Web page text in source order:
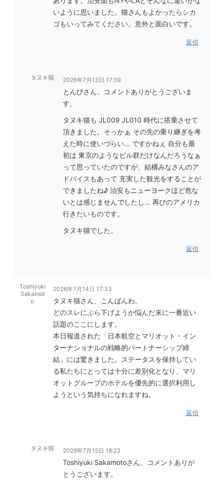
いように思いました。猫さんもよかったらシカ
ゴもいってみてください。意外と面白いです。
返信
タヌキ猫 2026年7月13日 17:59
とんびさん、コメントありがとうございま
す。
タヌキ猫も JL009 JL010 時代に搭乗させて
頂きました。そっかぁ その先の乗り継ぎを考
えた時に使いづらい… ですかねぇ 自分も最
初は 東京のようなビル群だけなんだろうなぁ
って思っていたのですが、結構みなさんのア
ドバイスもあって 充実した観光をすることが
できましたね♪ 治安もニューヨークほど危な
いとは感じませんでしたし… 再びのアメリカ
行きたいものです。
タヌキ猫でした。
返信
Toshiyuki
Sakamot
o
2026年7月14日 17:33
タヌキ猫さん、こんばんわ。
どのスレにぶら下げようか悩んだ末に一番近い
話題のここにします。
本日報道された「日本航空とマリオット・イン
ターナショナルの戦略的パートナーシップ締
結」には驚きました。ステータスを保持してい
る私たちにとっては十分に差別化となり、マリ
オットグループのホテルを優先的に選択利用し
ようという気持ちになれますね。
返信
タヌキ猫 2026年7月15日 18:23
Toshiyuki Sakamotoさん、コメントありが
とうございます。